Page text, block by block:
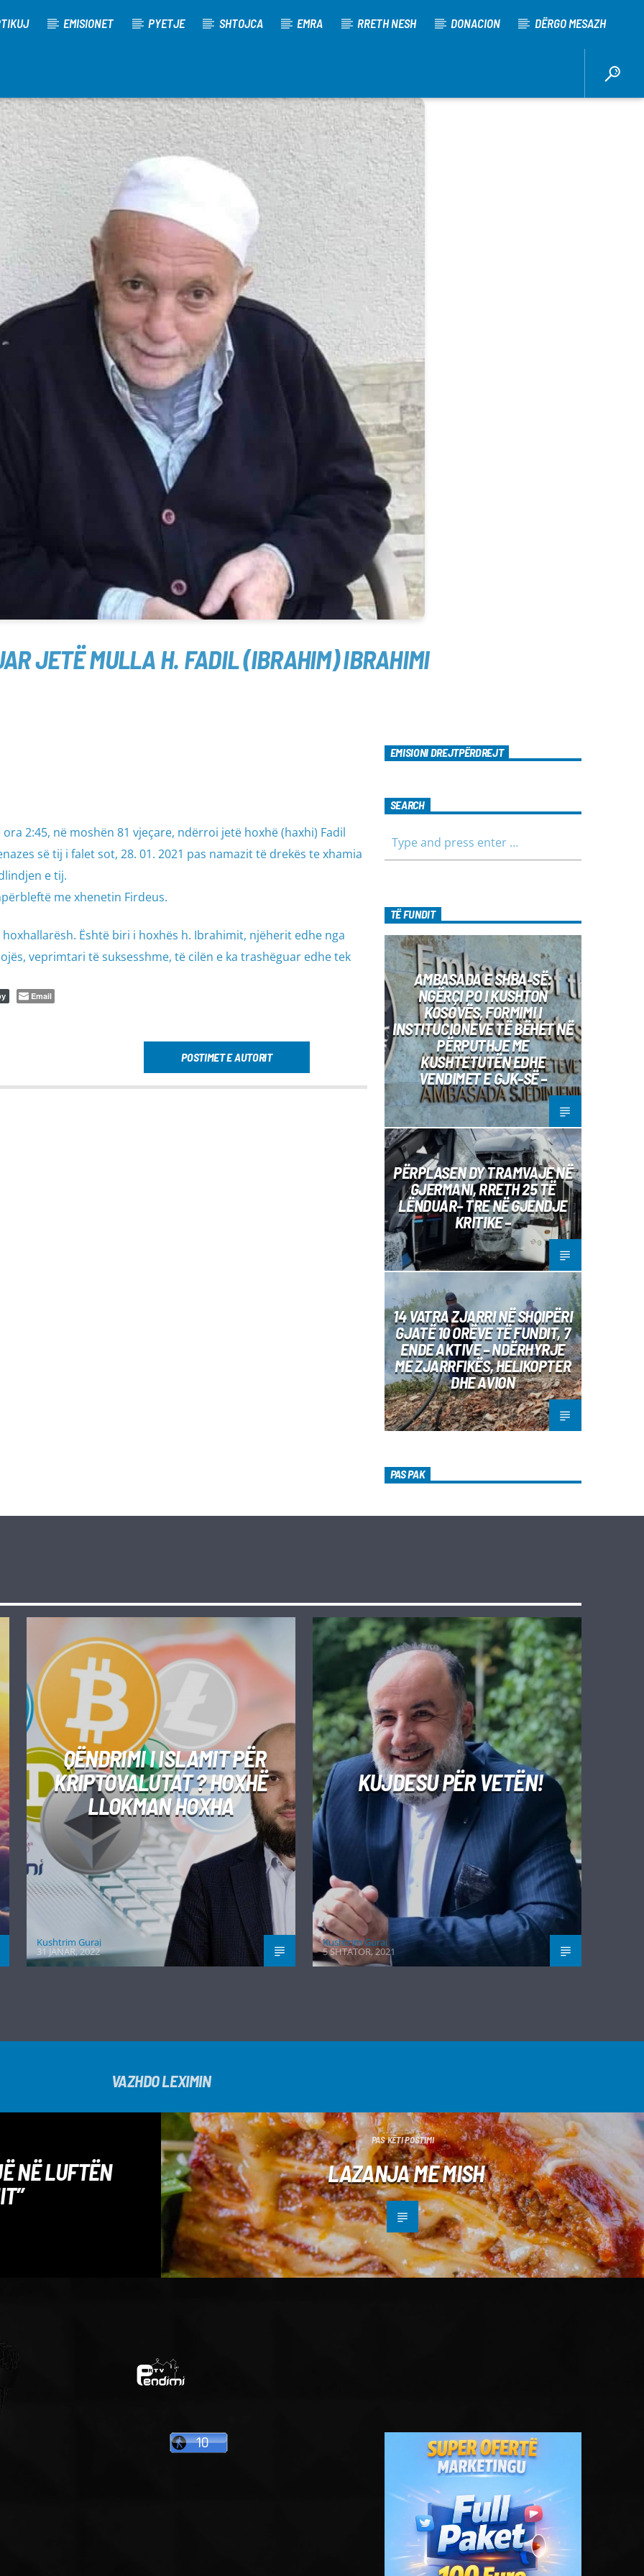
EMISIONET PYETJE SHTOJCA EMRA RRETH NESH DONACION DËRGO MESAZH
JETË MULLA H. FADIL (IBRAHIM) IBRAHIMI
2:45, në moshën 81 vjeçare, ndërroi jetë hoxhë (haxhi) Fadil
së tij i falet sot, 28. 01. 2021 pas namazit të drekës te xhamia
e tij.
me xhenetin Firdeus.
Është biri i hoxhës h. Ibrahimit, njëherit edhe nga
veprimtari të suksesshme, të cilën e ka trashëguar edhe tek
Email
POSTIMET E AUTORIT
EMISIONI DREJTPËRDREJT
SEARCH
TË FUNDIT
AMBASADA E SHBA-SË:
NGËRÇI PO I KUSHTON
KOSOVËS, FORMIMI I
INSTITUCIONEVE TË BËHET NË
PËRPUTHJE ME
KUSHTETUTËN EDHE
VENDIMET E GJK-SË –
PËRPLASEN DY TRAMVAJE NË
GJERMANI, RRETH 25 TË
LËNDUAR– TRE NË GJENDJE
KRITIKE –
14 VATRA ZJARRI NË SHQIPËRI
GJATË 10 ORËVE TË FUNDIT, 7
ENDE AKTIVE – NDËRHYRJE
ME ZJARRFIKËS, HELIKOPTER
DHE AVION
PAS PAK
QËNDRIMI I ISLAMIT PËR
KRIPTOVALUTAT ? HOXHË
LLOKMAN HOXHA
Kushtrim Guraj
31 JANAR, 2022
KUJDESU PËR VETËN!
Kushtrim Guraj
5 SHTATOR, 2021
VAZHDO LEXIMIN
NË LUFTËN
PAS KËTI POSTIMI
LAZANJA ME MISH